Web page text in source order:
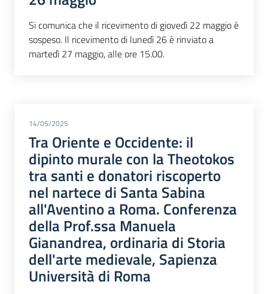
Si comunica che il ricevimento di giovedì 22 maggio è
sospeso. Il ricevimento di lunedì 26 è rinviato a
martedì 27 maggio, alle ore 15.00.
14/05/2025
Tra Oriente e Occidente: il
dipinto murale con la Theotokos
tra santi e donatori riscoperto
nel nartece di Santa Sabina
all'Aventino a Roma. Conferenza
della Prof.ssa Manuela
Gianandrea, ordinaria di Storia
dell'arte medievale, Sapienza
Università di Roma